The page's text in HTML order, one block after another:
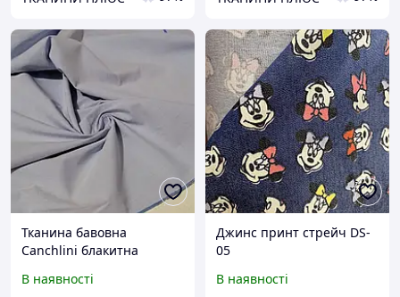
Тканина бавовна
Canchlini блакитна
В наявності
Джинс принт стрейч DS-
05
В наявності